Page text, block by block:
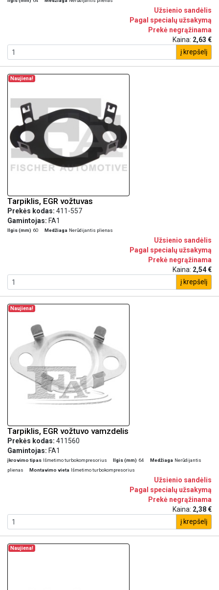
Užsienio sandėlis
Pagal specialų užsakymą
Prekė negrąžinama
Kaina: 2,63 €
į krepšelį
Naujiena!
Tarpiklis, EGR vožtuvas
Prekės kodas: 411-557
Gamintojas: FA1
Ilgis (mm) 60 Medžiaga Nerūdijantis plienas
Užsienio sandėlis
Pagal specialų užsakymą
Prekė negrąžinama
Kaina: 2,54 €
į krepšelį
Naujiena!
Tarpiklis, EGR vožtuvo vamzdelis
Prekės kodas: 411560
Gamintojas: FA1
įkrovimo tipas Išmetimo turbokompresorius Ilgis (mm) 64 Medžiaga Nerūdijantis
plienas
Montavimo vieta Išmetimo turbokompresorius
Užsienio sandėlis
Pagal specialų užsakymą
Prekė negrąžinama
Kaina: 2,38 €
į krepšelį
Naujiena!